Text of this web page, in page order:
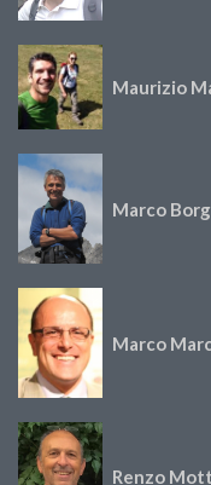
Maurizio
Marco
Marco
Renzo